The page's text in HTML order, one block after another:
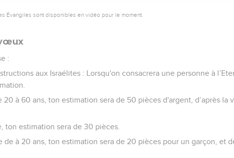
Évangiles sont disponibles en vidéo pour le moment.
:
aux Israélites : Lorsqu'on consacrera une personne à
20 à 60 ans, ton estimation sera de 50 pièces d'argent, d’après la
ton estimation sera de 30 pièces.
de à 20 ans, ton estimation sera de 20 pièces pour un garçon, et